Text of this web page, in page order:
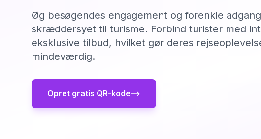
Øg besøgendes engagement og forenkle
skræddersyet til turisme. Forbind turister med
eksklusive tilbud, hvilket gør deres
mindeværdig.
Opret gratis QR-kode